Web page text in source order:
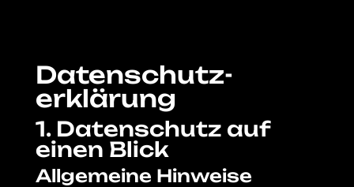
Datenschutz­
erklärung
1. Datenschutz auf
einen Blick
Allgemeine Hinweise